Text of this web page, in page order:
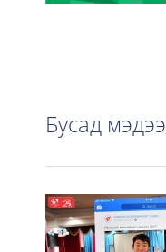
Бусад мэдээ